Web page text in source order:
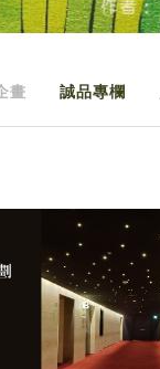
畫 誠品專欄